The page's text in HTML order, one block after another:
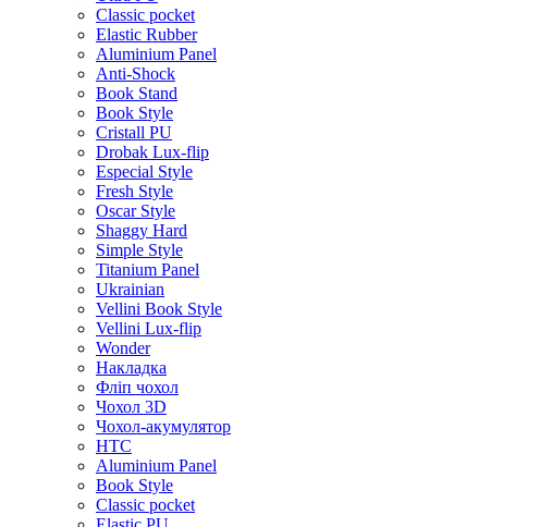
Classic pocket
Elastic Rubber
Aluminium Panel
Anti-Shock
Book Stand
Book Style
Cristall PU
Drobak Lux-flip
Especial Style
Fresh Style
Oscar Style
Shaggy Hard
Simple Style
Titanium Panel
Ukrainian
Vellini Book Style
Vellini Lux-flip
Wonder
Накладка
Фліп чохол
Чохол 3D
Чохол-акумулятор
HTC
Aluminium Panel
Book Style
Classic pocket